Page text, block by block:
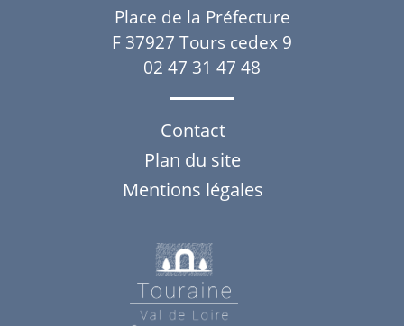
Place de la Préfecture
F 37927 Tours cedex 9
02 47 31 47 48
Contact
Plan du site
Mentions légales